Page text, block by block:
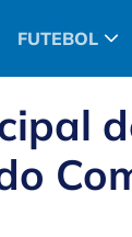
FUTEBOL